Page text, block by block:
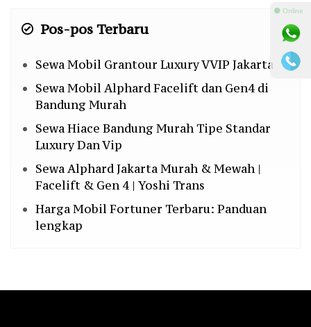
Pos-pos Terbaru
Sewa Mobil Grantour Luxury VVIP Jakarta
Sewa Mobil Alphard Facelift dan Gen4 di
Bandung Murah
Sewa Hiace Bandung Murah Tipe Standar
Luxury Dan Vip
Sewa Alphard Jakarta Murah & Mewah |
Facelift & Gen 4 | Yoshi Trans
Harga Mobil Fortuner Terbaru: Panduan
lengkap
⚫ Online